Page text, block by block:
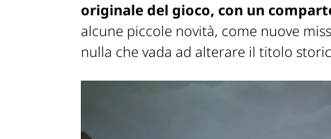
originale del gioco, con un
alcune piccole novità, come nuove
nulla che vada ad alterare il titolo